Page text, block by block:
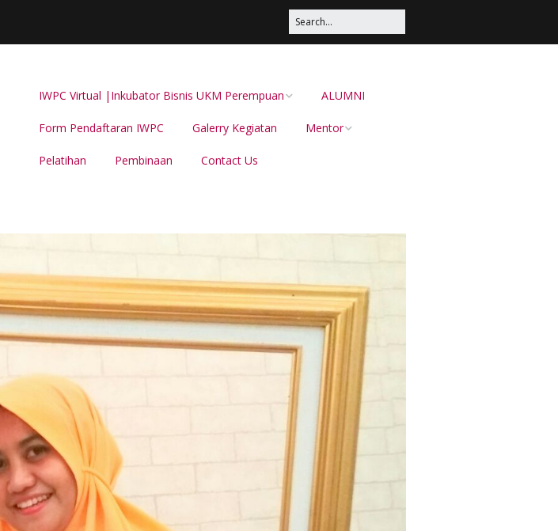
IWPC Virtual |Inkubator Bisnis UKM Perempuan
Latar Belakang
LIPUTAN & BERITA IWPC
ALUMNI
Form Pendaftaran IWPC Galerry Kegiatan Mentor
Menduniakan Produk
Lokal Bersama JAVARA
dr Juliana Pateh
Tantrie Soetjipto
IPANG WAHID
Pelatihan Pembinaan Contact Us